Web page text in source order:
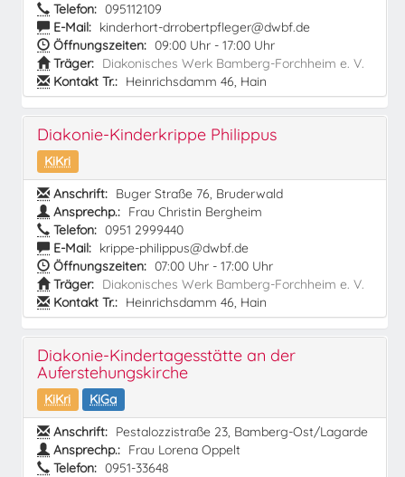
Telefon: 095112109
E-Mail: kinderhort-drrobertpfleger@dwbf.de
Öffnungszeiten: 09:00 Uhr - 17:00 Uhr
Träger: Diakonisches Werk Bamberg-Forchheim e. V.
Kontakt Tr.: Heinrichsdamm 46, Hain
Diakonie-Kinderkrippe Philippus
KiKri
Anschrift: Buger Straße 76, Bruderwald
Ansprechp.: Frau Christin Bergheim
Telefon: 0951 2999440
E-Mail: krippe-philippus@dwbf.de
Öffnungszeiten: 07:00 Uhr - 17:00 Uhr
Träger: Diakonisches Werk Bamberg-Forchheim e. V.
Kontakt Tr.: Heinrichsdamm 46, Hain
Diakonie-Kindertagesstätte an der
Auferstehungskirche
KiKri
KiGa
Anschrift: Pestalozzistraße 23, Bamberg-Ost/Lagarde
Ansprechp.: Frau Lorena Oppelt
Telefon: 0951-33648